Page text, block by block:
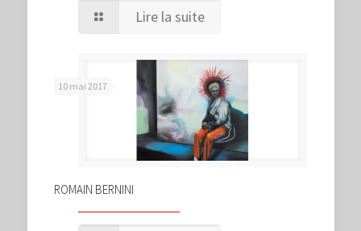
Lire la suite
10 mai 2017
ROMAIN BERNINI